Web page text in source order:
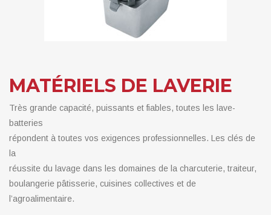
MATÉRIELS DE LAVERIE
Très grande capacité, puissants et fiables, toutes les lave-
batteries
répondent à toutes vos exigences professionnelles. Les clés de
la
réussite du lavage dans les domaines de la charcuterie, traiteur,
boulangerie pâtisserie, cuisines collectives et de
l’agroalimentaire.